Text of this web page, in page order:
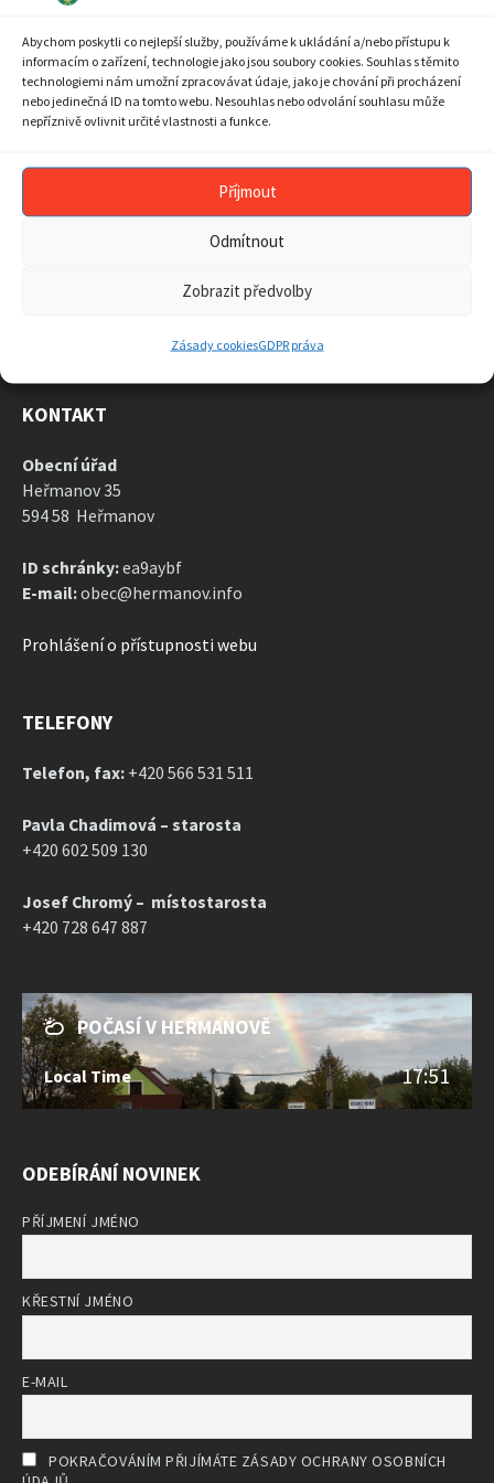
Abychom poskytli co nejlepší služby, používáme k ukládání a/nebo přístupu k
informacím o zařízení, technologie jako jsou soubory cookies. Souhlas s těmito
technologiemi nám umožní zpracovávat údaje, jako je chování při procházení
nebo jedinečná ID na tomto webu. Nesouhlas nebo odvolání souhlasu může
nepříznivě ovlivnit určité vlastnosti a funkce.
Příjmout
Odmítnout
Zobrazit předvolby
Zásady cookiesGDPR práva
17
18 19 20 21 22
23
24
25 26 27 28 29
30
31
1 2 3
to
ARCHIV AKTUALIT
KONTAKT
Obecní úřad
Heřmanov 35
594 58 Heřmanov
ID schránky:ea9aybf
E-mail:obec@hermanov.info
Prohlášení o přístupnosti webu
TELEFONY
Telefon, fax: +420 566 531 511
Pavla Chadimová – starosta
+420 602 509 130
Josef Chromý – místostarosta
+420 728 647 887
POČASÍ V HEŘMANOVĚ
Local Time 17:51
ODEBÍRÁNÍ NOVINEK
PŘÍJMENÍ JMÉNO
KŘESTNÍ JMÉNO
E-MAIL
POKRAČOVÁNÍM PŘIJÍMÁTE ZÁSADY OCHRANY OSOBNÍCH